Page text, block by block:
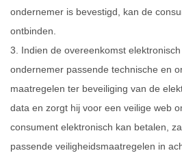
ondernemer is bevestigd, kan de
ontbinden.
3. Indien de overeenkomst
ondernemer passende technische en
maatregelen ter beveiliging van de
data en zorgt hij voor een veilige web
consument elektronisch kan betalen,
passende veiligheidsmaatregelen in